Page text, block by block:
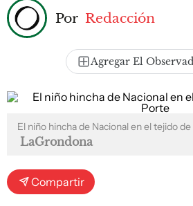
Por Redacción
Agregar El
El niño hincha de Nacional en el tejido
LaGrondona
Compartir